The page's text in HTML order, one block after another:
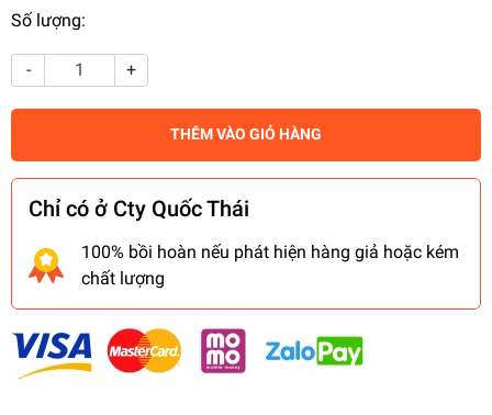
Số lượng:
- +
THÊM VÀO GIỎ HÀNG
Chỉ có ở Cty Quốc Thái
100% bồi hoàn nếu phát hiện hàng giả hoặc kém
chất lượng